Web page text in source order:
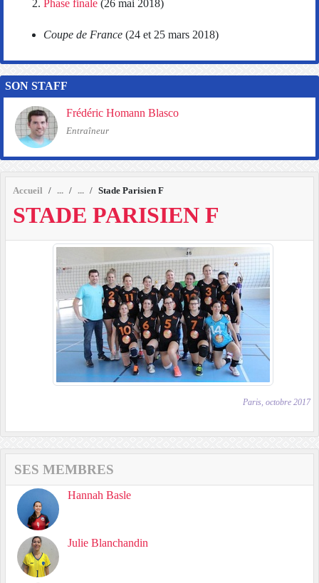
Accueil Stade Parisien F
STADE PARISIEN F
Paris, octobre 2017
SES MEMBRES
Hannah Basle
Julie Blanchandin
Phase finale (26 mai 2018)
Coupe de France (24 et 25 mars 2018)
SON STAFF
Frédéric Homann Blasco
Entraîneur